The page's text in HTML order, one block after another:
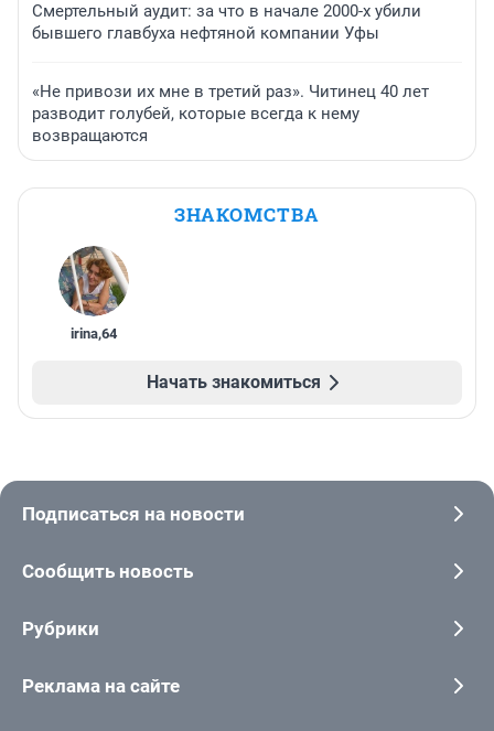
Смертельный аудит: за что в начале 2000-х убили
бывшего главбуха нефтяной компании Уфы
«Не привози их мне в третий раз». Читинец 40 лет
разводит голубей, которые всегда к нему
возвращаются
ЗНАКОМСТВА
irina,64
Начать знакомиться
Подписаться на новости
Сообщить новость
Рубрики
Реклама на сайте